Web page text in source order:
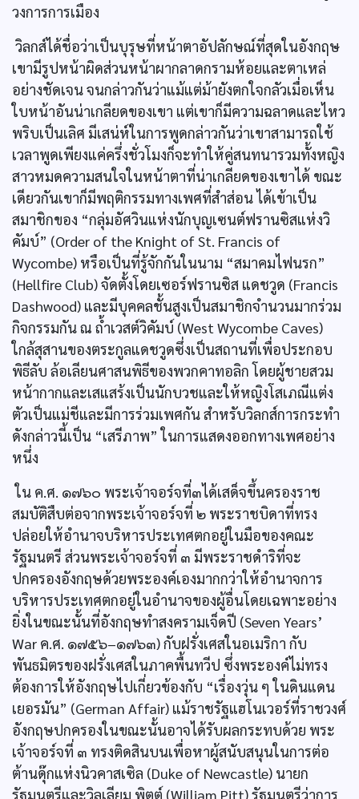
วงการการเมือง
วิลกส์ได้ชื่อว่าเป็นบุรุษที่หน้าตาอัปลักษณ์ที่สุดในอังกฤษ
เขามีรูปหน้าผิดส่วนหน้าผากลาดกรามห้อยและตาเหล่
อย่างชัดเจน จนกล่าวกันว่าแม้แต่ม้ายังตกใจกลัวเมื่อเห็น
ใบหน้าอันน่าเกลียดของเขา แต่เขาก็มีความฉลาดและไหว
พริบเป็นเลิศ มีเสน่ห์ในการพูดกล่าวกันว่าเขาสามารถใช้
เวลาพูดเพียงแค่ครึ่งชั่วโมงก็จะทำให้คู่สนทนารวมทั้งหญิง
สาวหมดความสนใจในหน้าตาที่น่าเกลียดของเขาได้ ขณะ
เดียวกันเขาก็มีพฤติกรรมทางเพศที่สำส่อน ได้เข้าเป็น
สมาชิกของ “กลุ่มอัศวินแห่งนักบุญเซนต์ฟรานซิสแห่งวิ
คัมบ์” (Order of the Knight of St. Francis of
Wycombe) หรือเป็นที่รู้จักกันในนาม “สมาคมไฟนรก”
(Hellfire Club) จัดตั้งโดยเซอร์ฟรานซิส แดชวูด (Francis
Dashwood) และมีบุคคลชั้นสูงเป็นสมาชิกจำนวนมากร่วม
กิจกรรมกัน ณ ถ้ำเวสต์วิคัมบ์ (West Wycombe Caves)
ใกล้สุสานของตระกูลแดชวูดซึ่งเป็นสถานที่เพื่อประกอบ
พิธีลับ ล้อเลียนศาสนพิธีของพวกคาทอลิก โดยผู้ชายสวม
หน้ากากและเสแสร้งเป็นนักบวชและให้หญิงโสเภณีแต่ง
ตัวเป็นแม่ชีและมีการร่วมเพศกัน สำหรับวิลกส์การกระทำ
ดังกล่าวนี้เป็น “เสรีภาพ” ในการแสดงออกทางเพศอย่าง
หนึ่ง
ใน ค.ศ. ๑๗๖๐ พระเจ้าจอร์จที่๓ได้เสด็จขึ้นครองราช
สมบัติสืบต่อจากพระเจ้าจอร์จที่ ๒ พระราชบิดาที่ทรง
ปล่อยให้อำนาจบริหารประเทศตกอยู่ในมือของคณะ
รัฐมนตรี ส่วนพระเจ้าจอร์จที่ ๓ มีพระราชดำริที่จะ
ปกครองอังกฤษด้วยพระองค์เองมากกว่าให้อำนาจการ
บริหารประเทศตกอยู่ในอำนาจของผู้อื่นโดยเฉพาะอย่าง
ยิ่งในขณะนั้นที่อังกฤษทำสงครามเจ็ดปี (Seven Years’
War ค.ศ. ๑๗๕๖–๑๗๖๓) กับฝรั่งเศสในอเมริกา กับ
พันธมิตรของฝรั่งเศสในภาคพื้นทวีป ซึ่งพระองค์ไม่ทรง
ต้องการให้อังกฤษไปเกี่ยวข้องกับ “เรื่องวุ่น ๆ ในดินแดน
เยอรมัน” (German Affair) แม้ราชรัฐแฮโนเวอร์ที่ราชวงศ์
อังกฤษปกครองในขณะนั้นอาจได้รับผลกระทบด้วย พระ
เจ้าจอร์จที่ ๓ ทรงติดสินบนเพื่อหาผู้สนับสนุนในการต่อ
ต้านดุ๊กแห่งนิวคาสเซิล (Duke of Newcastle) นายก
รัฐมนตรีและวิลเลียม พิตต์ (William Pitt) รัฐมนตรีว่าการ